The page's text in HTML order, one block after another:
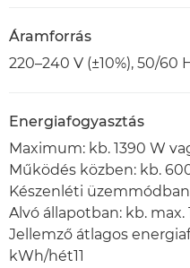
Áramforrás
220–240 V (±10%), 50/60
Energiafogyasztás
Maximum: kb. 1390 W
Működés közben: kb.
Készenléti
Alvó állapotban: kb. max.
Jellemző átlagos
kWh/hét11